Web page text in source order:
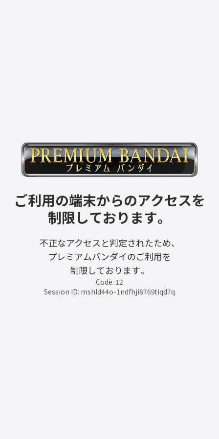
ご利用の端末からのアクセスを
制限しております。
不正なアクセスと判定されたため、
プレミアムバンダイのご利用を
制限しております。
Code: 12
Session ID: mshld44o-1ndfhji8769tiqd7q